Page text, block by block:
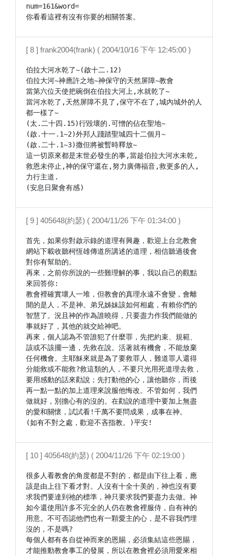
num=161&word=
你看看這裡有沒有你要的相關答案。
[ 8 ] frank2004(frank) ( 2004/10/16 下午 12:45:00 )
伯拉大河水乾了~(啟十二.12)
伯拉大河~神應許之地~神保守的天然屏障~教會
當第六位天使把碗倒在伯拉大河上,水就乾了~
當河水乾了,天然屏障不見了,保守不在了,城內城外的人
都一樣了~
(太.二十四.15)行毀壞的.可憎的佔在聖地~
(啟.十一.1~2)外邦人踐踏聖城四十二個月~
(啟.二十.1~3)撒但將被暫時釋放~
這一切原來都是末世必發生的事,當趁伯拉大河水未乾,
救恩未停止,神的保守還在,努力廣傳福音,救更多的人,
力行主道.
[ 9 ] 405648(約瑟) ( 2004/11/26 下午 01:34:00 )
首先，如果你對啟示錄的道理有興趣，歡迎上台北教會
網站下載收聽柯恆雄傳道所講述的道理，相信聽過後會
對你有幫助的。
再來，之前你所說的一些難理解的事，我以自己的觀點
來回答你:
教會裡確實壞人一堆，但教會的真理永遠不會變，會離
開的是人，不是神。弟兄姊妹該如何相處，有賴你們的
智慧了。況且神的作為誰曉得，只要盡力作我們能做的
事就好了，其他的就交給神吧。
再來，個人認為不管誰犯了什麼罪，先把約束、規範、
該或不該擺一邊，先救在說。活著就有機會，不能放棄
任何機會。主耶穌來就是為了要救罪人，難道罪人還得
分能救或不能救?救這類的人，不要只光用死道理去救，
要用感動的話來勸說；先打動他的心，讓他聽你，而後
再一點一點的加上道理來說服他悔改。不管如何，我們
做就好，別擔心有的沒的。在勸說的道理中要加上無盡
的愛和關懷，試試看!千萬不要問成果，成事在神。
(如有不對之處，歡迎不吝指教。)平安!
[ 10 ] 405648(約瑟) ( 2004/11/26 下午 02:19:00 )
很多人看教會的角度都是不對的，都是由下往上看，應
該是由上往下看才對。人沒有十全十美的，神也沒有要
求我們要達到祂的標準，神只要求我們要盡力去做。神
如今還使用許多不完全的人仍在教會裡服侍，自有神的
用意。不可否認他們也有一顆愛主的心，是不容我們埋
沒的，不是嗎?
每個人都有各自從神而來的恩賜，必須集結這些恩賜，
才能推動教會事工的發展，所以在教會裡必須用愛來相